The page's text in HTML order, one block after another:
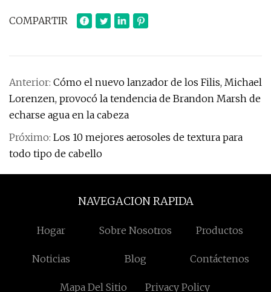
COMPARTIR
Anterior: Cómo el nuevo lanzador de los Filis, Michael
Lorenzen, provocó la tendencia de Brandon Marsh de
echarse agua en la cabeza
Próximo: Los 10 mejores aerosoles de textura para
todo tipo de cabello
NAVEGACION RAPIDA
Hogar Sobre Nosotros Productos
Noticias Blog Contáctenos
Mapa Del Sitio Privacy Policy